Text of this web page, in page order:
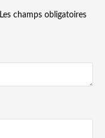
Les champs obligatoires